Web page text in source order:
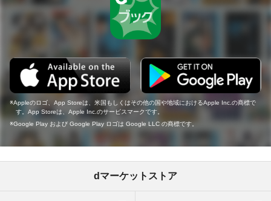
Appleのロゴ、App Storeは、米国もしくはその他の国や地域におけるApple Inc.の商標で
す。App Storeは、Apple Inc.のサービスマークです。
Google Play および Google Play ロゴは Google LLC の商標です。
dマーケットストア